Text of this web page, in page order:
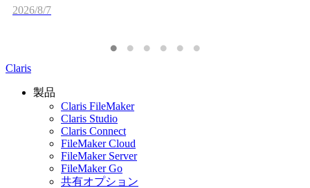
2026/8/7
Claris
製品
Claris FileMaker
Claris Studio
Claris Connect
FileMaker Cloud
FileMaker Server
FileMaker Go
共有オプション